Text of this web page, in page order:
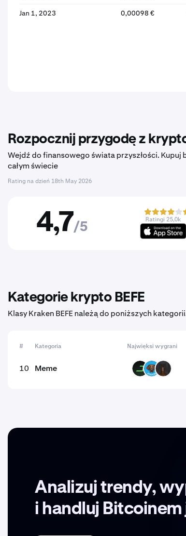
Jan 1, 2023 0,00098 €
Rozpocznij przygodę z
Wejdź do finansowego świata przyszłości.
całym świecie
Rating na dzień 18th May 2026
4,7/5
Ratingi 25,0k
Kategorie krypto BEFE
Klasy Kraken BEFE należą do poniższych
# Kategoria Najwięksi wygrani
10 Meme DARK POOCH HORSE
Analizuj trendy,
i handluj